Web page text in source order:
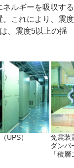
ネルギーを吸収する
。これにより、震度
、震度5以上の揺
UPS）
免震装
ダンパ
「積